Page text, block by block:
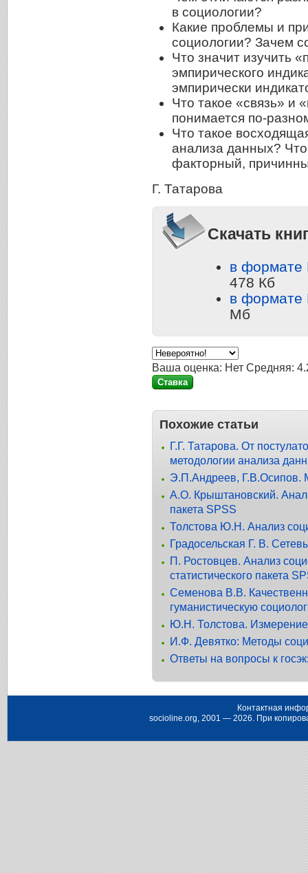
в социологии?
Какие проблемы и
социологии? Зачем
Что значит изучить
эмпирического
эмпирически
Что такое «связь» и
понимается по-
Что такое
анализа данных? Что
факторный,
Г. Татарова
Скачать
в формате
478 Кб
в формате
Мб
Ваша оценка: Нет Средняя:
Похожие статьи
Г.Г. Татарова. От
методологии анализа
Э.П.Андреев, Г.В.Осипов.
А.О. Крыштановский.
пакета SPSS
Толстова Ю.Н. Анализ
Градосельская Г. В.
П. Ростовцев. Анализ
статистического пакета
Семенова В.В.
гуманистическую
Ю.Н. Толстова. Измерение
И.Ф. Девятко: Методы
Ответы на вопросы к
Контактная
socioline.org, 2001 — 2026. При